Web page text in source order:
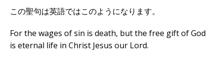
この聖句は英語ではこのようになります。
For the wages of sin is death, but the free gift of God
is eternal life in Christ Jesus our Lord.